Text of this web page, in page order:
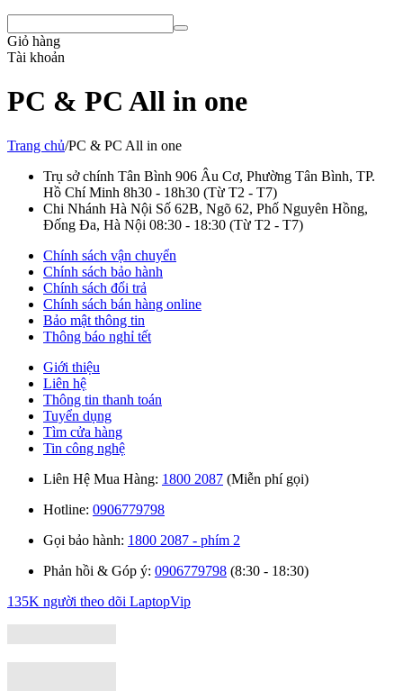
Giỏ hàng
Tài khoản
PC & PC All in one
Trang chủ/PC & PC All in one
Trụ sở chính Tân Bình 906 Âu Cơ, Phường Tân Bình, TP.
Hồ Chí Minh 8h30 - 18h30 (Từ T2 - T7)
Chi Nhánh Hà Nội Số 62B, Ngõ 62, Phố Nguyên Hồng,
Đống Đa, Hà Nội 08:30 - 18:30 (Từ T2 - T7)
Chính sách vận chuyển
Chính sách bảo hành
Chính sách đổi trả
Chính sách bán hàng online
Bảo mật thông tin
Thông báo nghỉ tết
Giới thiệu
Liên hệ
Thông tin thanh toán
Tuyển dụng
Tìm cửa hàng
Tin công nghệ
Liên Hệ Mua Hàng: 1800 2087 (Miễn phí gọi)
Hotline: 0906779798
Gọi bảo hành: 1800 2087 - phím 2
Phản hồi & Góp ý: 0906779798 (8:30 - 18:30)
135K người theo dõi LaptopVip